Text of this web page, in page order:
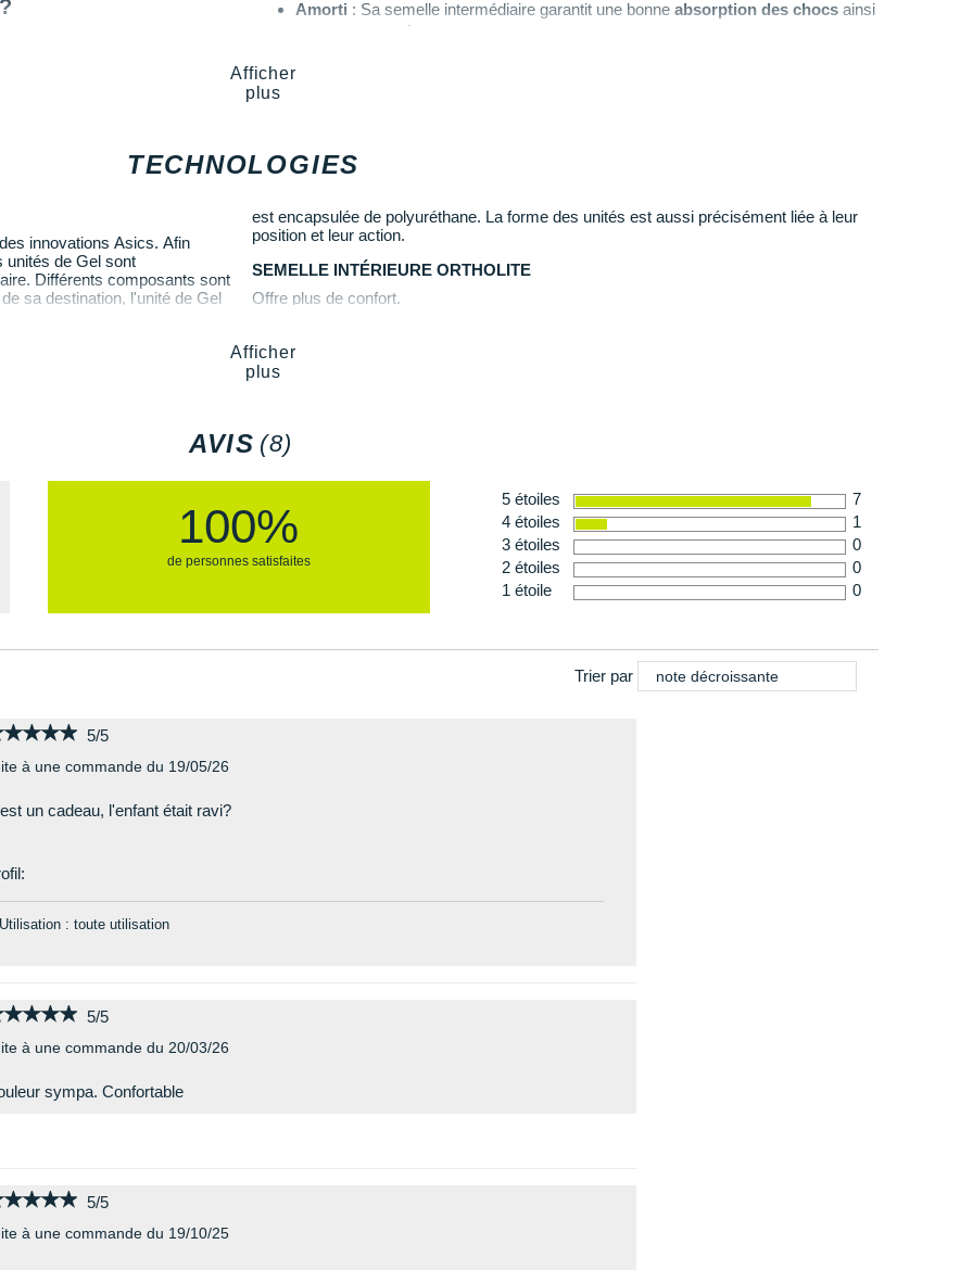
.
du pied : atterrissages en
Amorti : Sa semelle intermédiaire garantit une bonne absorption des chocsainsi
retour d'énergie
maille respirante
des orteils accroissent la durabilité pour plus de résistance.
Semelle extérieure
caoutchouc résistant est positionné sur les zones les plus exposées à l'abrasion.
Les autres produits
Afficher
plus
TECHNOLOGIES
innovations Asics. Afin
unités de Gel sont
Différents composants sont
sa destination, l'unité de Gel
est encapsulée de polyuréthane. La forme des unités est aussi précisément liée à leur
position et leur action.
SEMELLE INTÉRIEURE ORTHOLITE
Offre plus de confort.
Afficher
plus
AVIS (8)
100%
de personnes satisfaites
5 étoiles
7
4 étoiles
1
3 étoiles
0
2 étoiles
0
1 étoile
0
Trier par note décroissante
5/5
à une commande du 19/05/26
un cadeau, l'enfant était ravi?
Utilisation : toute utilisation
5/5
à une commande du 20/03/26
sympa. Confortable
5/5
à une commande du 19/10/25